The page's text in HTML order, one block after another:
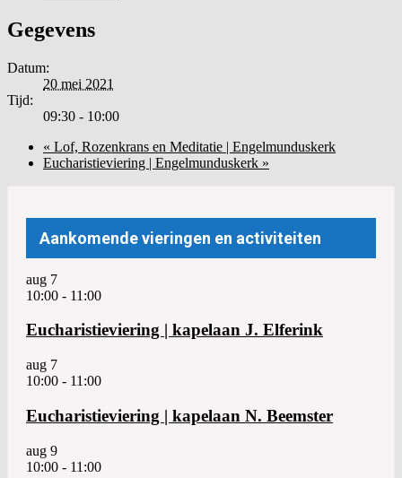
Gegevens
Datum:
20 mei 2021
Tijd:
09:30 - 10:00
« Lof, Rozenkrans en Meditatie | Engelmunduskerk
Eucharistieviering | Engelmunduskerk »
Aankomende vieringen en activiteiten
aug 7
10:00 - 11:00
Eucharistieviering | kapelaan J. Elferink
aug 7
10:00 - 11:00
Eucharistieviering | kapelaan N. Beemster
aug 9
10:00 - 11:00